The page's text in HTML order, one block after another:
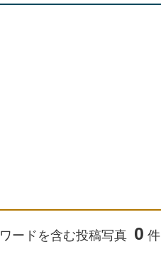
ードを含む投稿写真 0 件